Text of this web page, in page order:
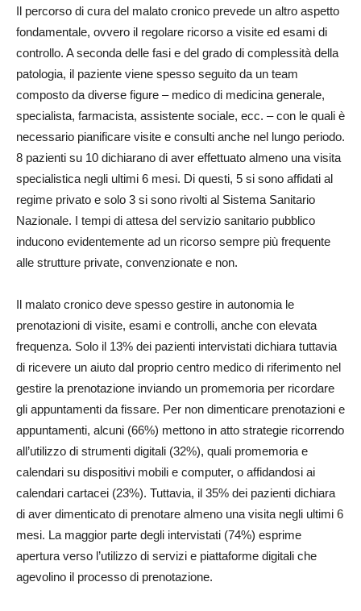
Il percorso di cura del malato cronico prevede un altro aspetto
fondamentale, ovvero il regolare ricorso a visite ed esami di
controllo. A seconda delle fasi e del grado di complessità della
patologia, il paziente viene spesso seguito da un team
composto da diverse figure – medico di medicina generale,
specialista, farmacista, assistente sociale, ecc. – con le quali è
necessario pianificare visite e consulti anche nel lungo periodo.
8 pazienti su 10 dichiarano di aver effettuato almeno una visita
specialistica negli ultimi 6 mesi. Di questi, 5 si sono affidati al
regime privato e solo 3 si sono rivolti al Sistema Sanitario
Nazionale. I tempi di attesa del servizio sanitario pubblico
inducono evidentemente ad un ricorso sempre più frequente
alle strutture private, convenzionate e non.
Il malato cronico deve spesso gestire in autonomia le
prenotazioni di visite, esami e controlli, anche con elevata
frequenza. Solo il 13% dei pazienti intervistati dichiara tuttavia
di ricevere un aiuto dal proprio centro medico di riferimento nel
gestire la prenotazione inviando un promemoria per ricordare
gli appuntamenti da fissare. Per non dimenticare prenotazioni e
appuntamenti, alcuni (66%) mettono in atto strategie ricorrendo
all’utilizzo di strumenti digitali (32%), quali promemoria e
calendari su dispositivi mobili e computer, o affidandosi ai
calendari cartacei (23%). Tuttavia, il 35% dei pazienti dichiara
di aver dimenticato di prenotare almeno una visita negli ultimi 6
mesi. La maggior parte degli intervistati (74%) esprime
apertura verso l’utilizzo di servizi e piattaforme digitali che
agevolino il processo di prenotazione.